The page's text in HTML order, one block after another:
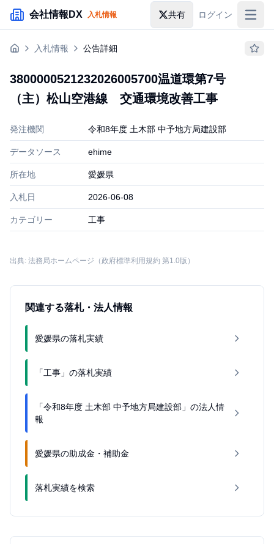
メインコンテンツにスキップ
会社情報DX 入札情報 共有 ログイン
入札情報
助成金・補助金
入札情報 公告詳細
3800000521232026005700温道環第7号
（主）松山空港線 交通環境改善工事
発注機関 令和8年度 土木部 中予地方局建設部
データソース ehime
所在地 愛媛県
入札日 2026-06-08
カテゴリー 工事
出典: 法務局ホームページ（政府標準利用規約 第1.0版）
関連する落札・法人情報
愛媛県の落札実績
「工事」の落札実績
「令和8年度 土木部 中予地方局建設部」の法人情
報
愛媛県の助成金・補助金
落札実績を検索